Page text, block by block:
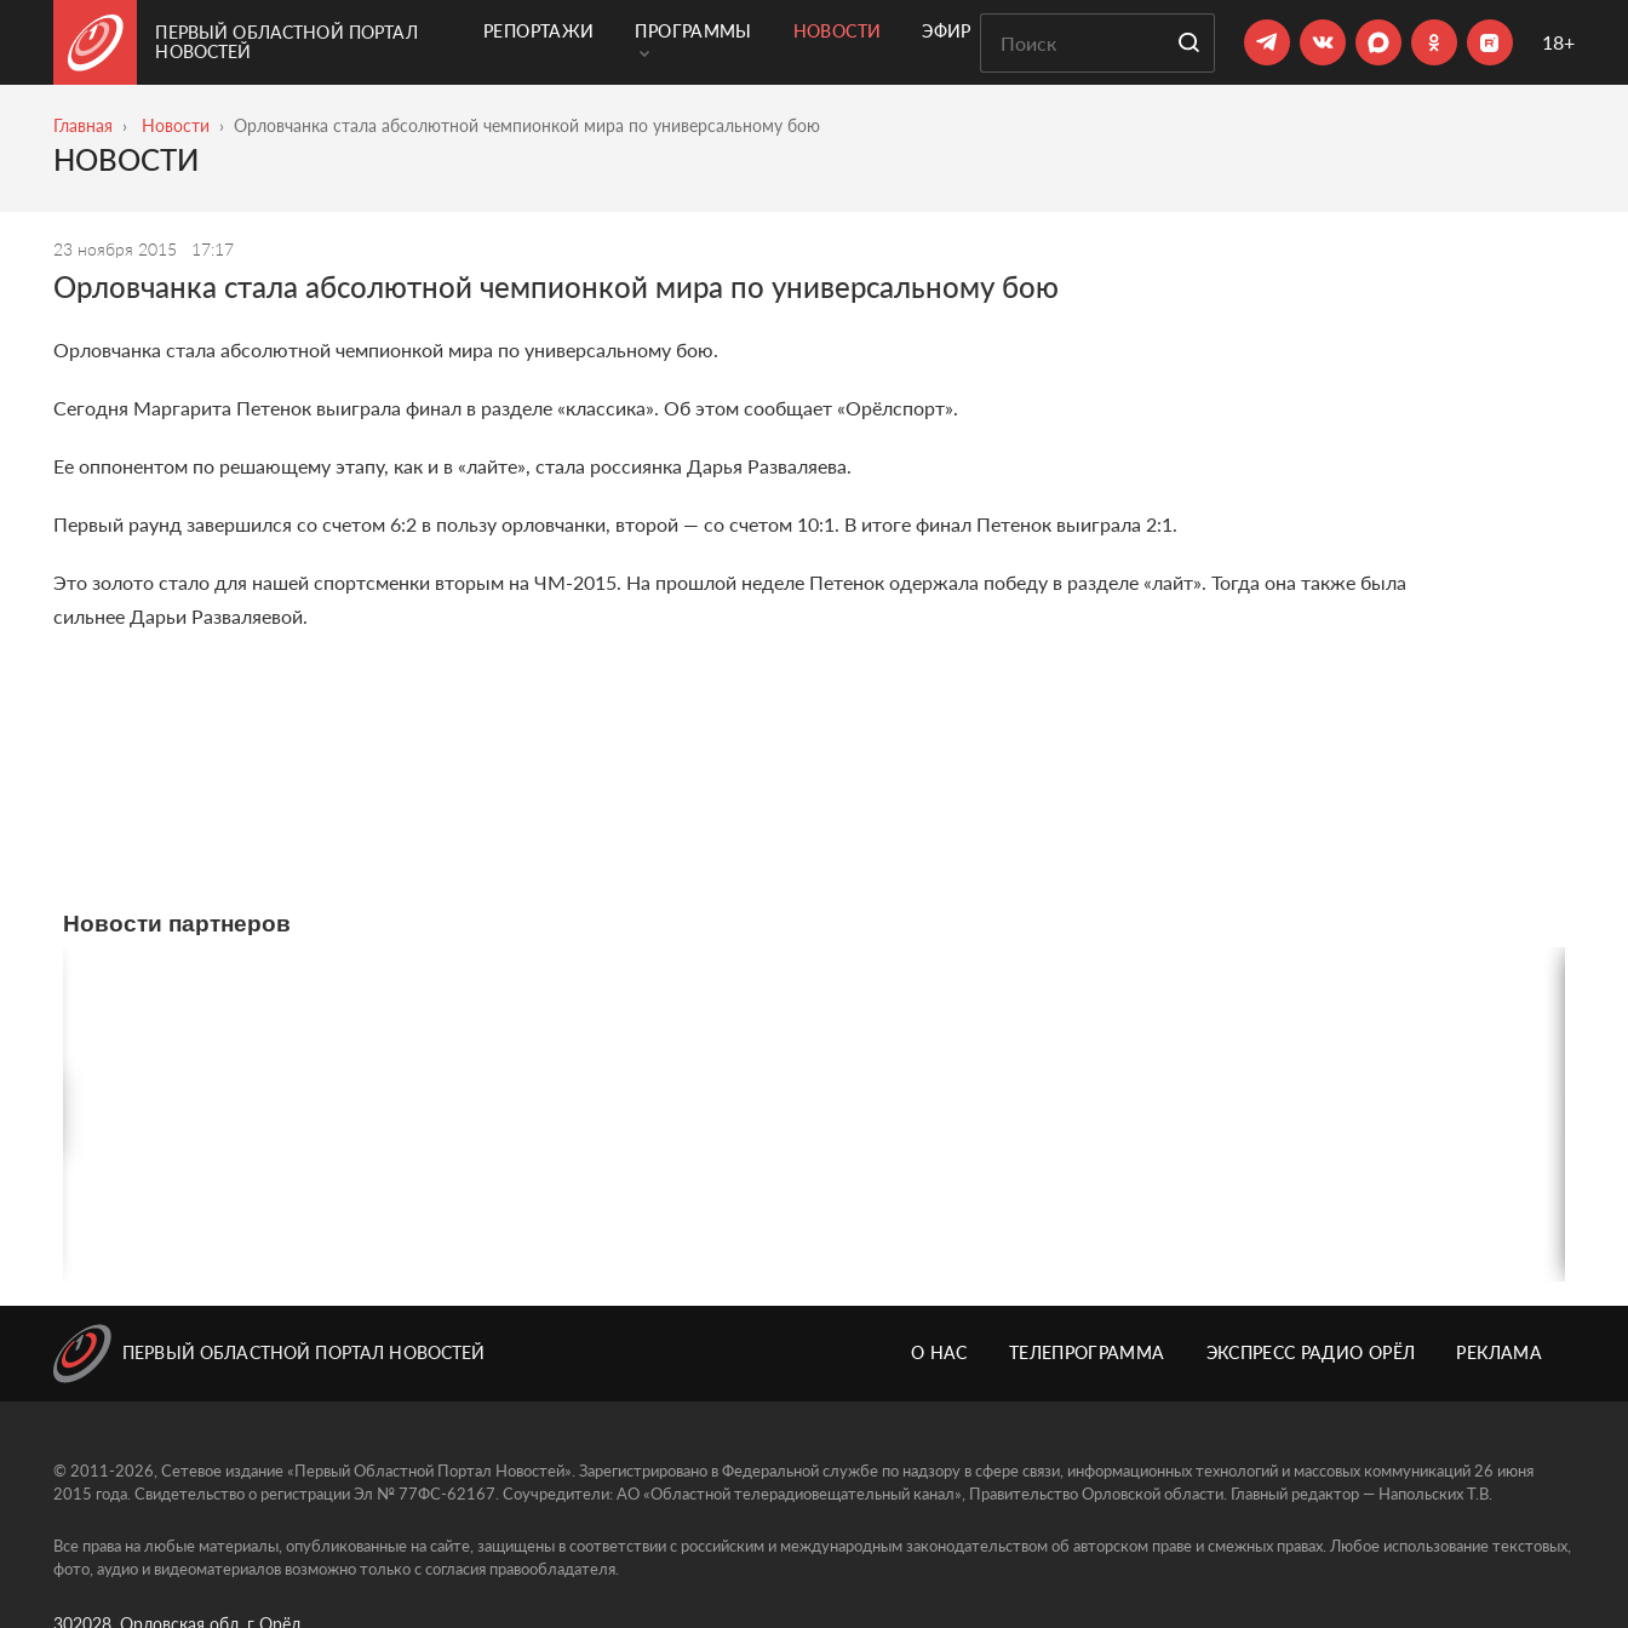
ПЕРВЫЙ ОБЛАСТНОЙ ПОРТАЛ
НОВОСТЕЙ
РЕПОРТАЖИ ПРОГРАММЫ НОВОСТИ ЭФИР 18+
Главная Новости Орловчанка стала абсолютной чемпионкой мира по универсальному бою
НОВОСТИ
23 ноября 2015 17:17
Орловчанка стала абсолютной чемпионкой мира по универсальному бою
Орловчанка стала абсолютной чемпионкой мира по универсальному бою.
Сегодня Маргарита Петенок выиграла финал в разделе «классика». Об этом сообщает «Орёлспорт».
Ее оппонентом по решающему этапу, как и в «лайте», стала россиянка Дарья Разваляева.
Первый раунд завершился со счетом 6:2 в пользу орловчанки, второй — со счетом 10:1. В итоге финал Петенок выиграла 2:1.
Это золото стало для нашей спортсменки вторым на ЧМ-2015. На прошлой неделе Петенок одержала победу в разделе «лайт». Тогда она также была
сильнее Дарьи Разваляевой.
Новости партнеров
ПЕРВЫЙ ОБЛАСТНОЙ ПОРТАЛ НОВОСТЕЙ О НАС ТЕЛЕПРОГРАММА ЭКСПРЕСС РАДИО ОРЁЛ РЕКЛАМА
© 2011-2026, Сетевое издание «Первый Областной Портал Новостей». Зарегистрировано в Федеральной службе по надзору в сфере связи, информационных технологий и массовых коммуникаций 26 июня
2015 года. Свидетельство о регистрации Эл № 77ФС-62167. Соучредители: АО «Областной телерадиовещательный канал», Правительство Орловской области. Главный редактор — Напольских Т.В.
Все права на любые материалы, опубликованные на сайте, защищены в соответствии с российским и международным законодательством об авторском праве и смежных правах. Любое использование текстовых,
фото, аудио и видеоматериалов возможно только с согласия правообладателя.
302028, Орловская обл, г Орёл ,